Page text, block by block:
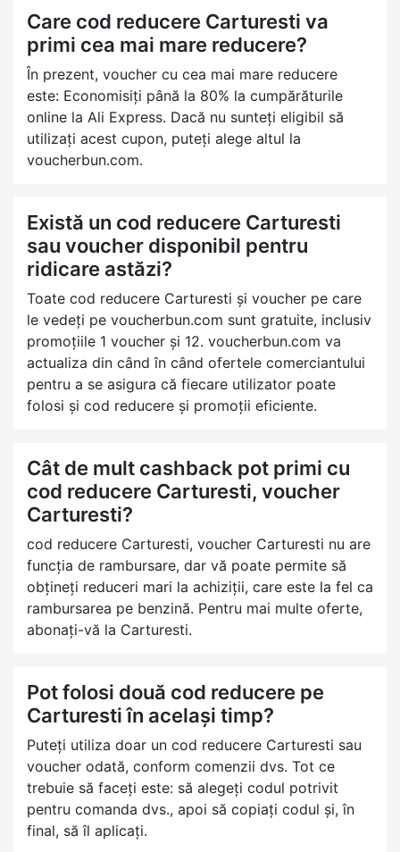
Care cod reducere Carturesti va
primi cea mai mare reducere?
În prezent, voucher cu cea mai mare reducere
este: Economisiți până la 80% la cumpărăturile
online la Ali Express. Dacă nu sunteți eligibil să
utilizați acest cupon, puteți alege altul la
voucherbun.com.
Există un cod reducere Carturesti
sau voucher disponibil pentru
ridicare astăzi?
Toate cod reducere Carturesti și voucher pe care
le vedeți pe voucherbun.com sunt gratuite, inclusiv
promoțiile 1 voucher și 12. voucherbun.com va
actualiza din când în când ofertele comerciantului
pentru a se asigura că fiecare utilizator poate
folosi și cod reducere și promoții eficiente.
Cât de mult cashback pot primi cu
cod reducere Carturesti, voucher
Carturesti?
cod reducere Carturesti, voucher Carturesti nu are
funcția de rambursare, dar vă poate permite să
obțineți reduceri mari la achiziții, care este la fel ca
rambursarea pe benzină. Pentru mai multe oferte,
abonați-vă la Carturesti.
Pot folosi două cod reducere pe
Carturesti în același timp?
Puteți utiliza doar un cod reducere Carturesti sau
voucher odată, conform comenzii dvs. Tot ce
trebuie să faceți este: să alegeți codul potrivit
pentru comanda dvs., apoi să copiați codul și, în
final, să îl aplicați.